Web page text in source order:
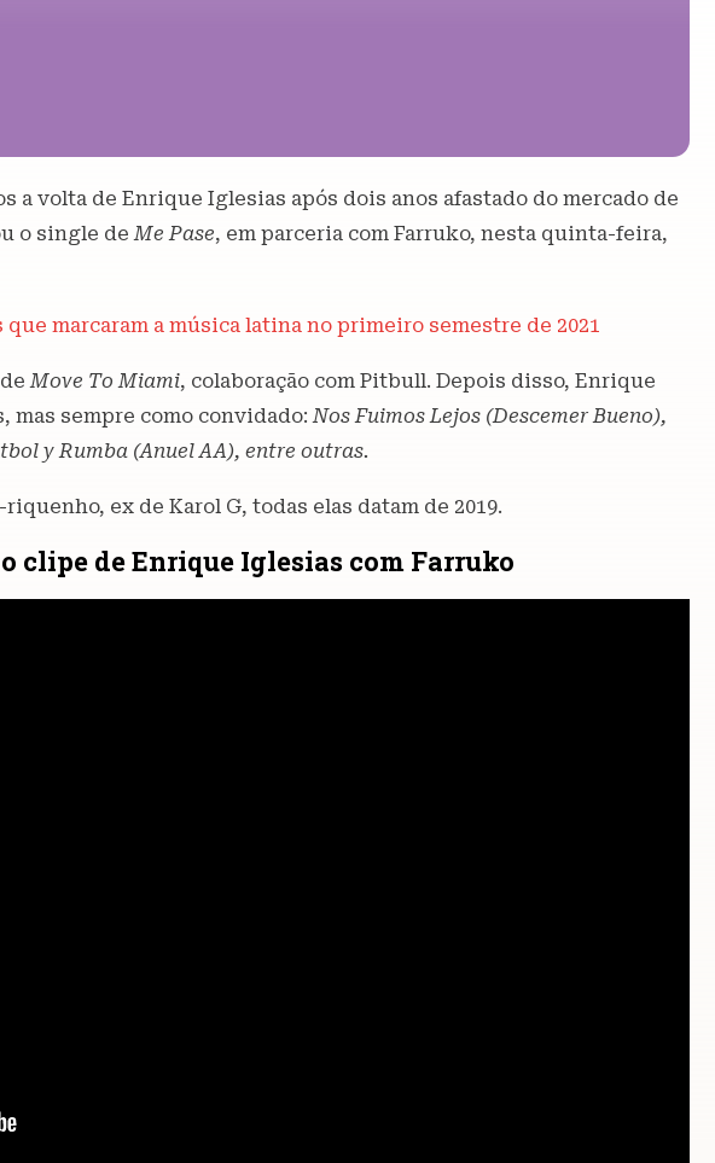
a volta de Enrique Iglesias após dois anos afastado do mercado de
o single de Me Pase, em parceria com Farruko, nesta quinta-feira,
que marcaram a música latina no primeiro semestre de 2021
Move To Miami, colaboração com Pitbull. Depois disso, Enrique
mas sempre como convidado:Nos Fuimos Lejos (Descemer Bueno),
y Rumba (Anuel AA), entre outras.
ex de Karol G, todas elas datam de 2019.
clipe de Enrique Iglesias com Farruko